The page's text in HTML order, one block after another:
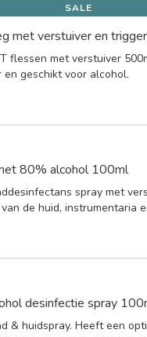
SALE
met verstuiver en
flessen met verstuiver
geschikt voor alcohol.
80% alcohol 100ml
spray met
de huid, instrumentaria
desinfectie spray
& huidspray. Heeft een